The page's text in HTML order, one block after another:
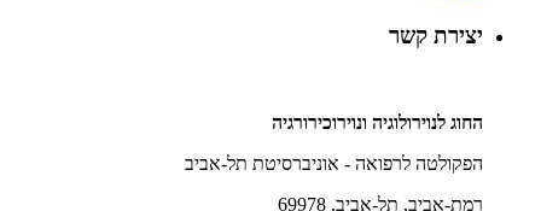
יצירת קשר
החוג לנוירולוגיה ונוירוכירורגיה
הפקולטה לרפואה - אוניברסיטת תל-אביב
רמת-אביב, תל-אביב, 69978